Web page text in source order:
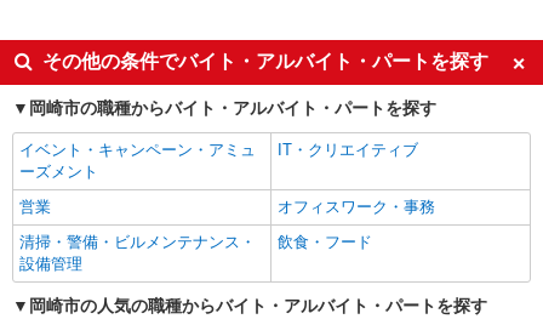
時給1,193円〜1,257円 ※経験・能力・資格等
による ※一律処遇改善加算含む 〇時間外勤務手当
〇土日祝勤務手当 〇夜勤手当 〇深夜勤務手当 〇
年末年始勤務手当 〇早朝7:00〜8:00/夜間18:00〜
20:00は時給25％UP
エイジフリーハウス岡崎六名 愛知県岡崎市六
名東町7番1
キープ 詳細を見る
パート
エイジフリーハウス岡崎六名
小規模多機能居宅介護／介護職／パート
未経験歓迎
ミドル（40代～）活躍中
週2～3日勤務OK
深夜
交通費支給
社会保険あり
その他の条件でバイト・アルバイト・パートを探す
岡崎市の職種からバイト・アルバイト・パートを探す
イベント・キャンペーン・アミュ
ーズメント
IT・クリエイティブ
営業
オフィスワーク・事務
清掃・警備・ビルメンテナンス・
設備管理
飲食・フード
岡崎市の人気の職種からバイト・アルバイト・パートを探す